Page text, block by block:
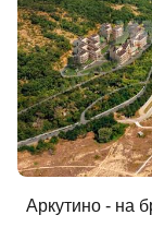
Аркутино - на